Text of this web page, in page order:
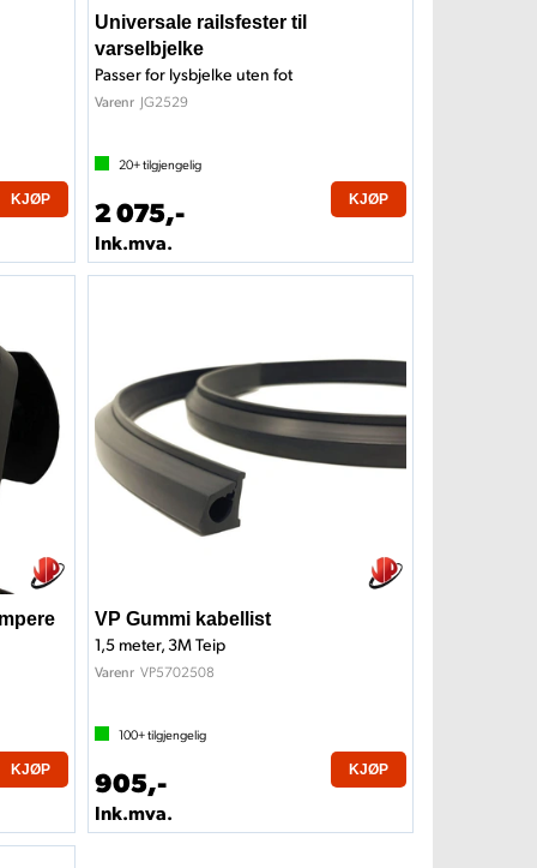
KJØP
Universale railsfester til
varselbjelke
Passer for lysbjelke uten fot
Varenr JG2529
20+tilgjengelig
2 075,-
Ink.mva.
KJØP
KJØP
VP Gummi kabellist
1,5 meter, 3M Teip
Varenr VP5702508
100+tilgjengelig
905,-
Ink.mva.
KJØP